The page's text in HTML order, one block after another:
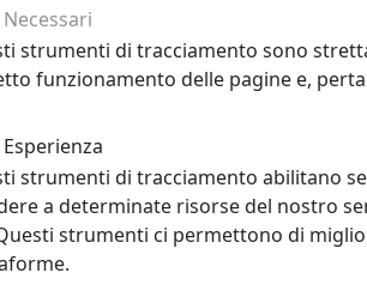
SPECCHIO ORIGAMI, COD.
Necessari
strumenti di tracciamento sono
funzionamento delle pagine e,
Esperienza
strumenti di tracciamento abilitano
a determinate risorse del nostro
strumenti ci permettono di